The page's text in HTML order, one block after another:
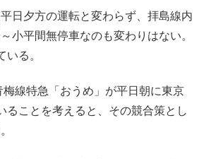
日夕方の運転と変わらず、拝島線内
小平間無停車なのも変わりはない。
る。
線特急「おうめ」が平日朝に東京
ることを考えると、その競合策とし